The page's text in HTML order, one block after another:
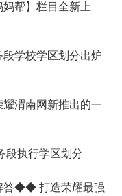
妈帮】栏目全新上
段学校学区划分出炉
耀渭南网新推出的一
段执行学区划分
答◆◆ 打造荣耀最强